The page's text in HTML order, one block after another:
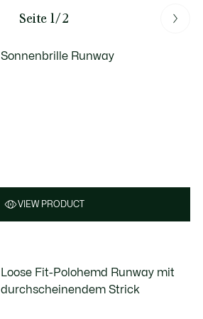
Seite 1/2
Sonnenbrille Runway
VIEW PRODUCT
Loose Fit-Polohemd Runway mit
durchscheinendem Strick